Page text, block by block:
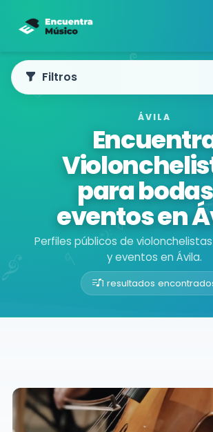
ÁVILA
para
eventos en
Perfiles públicos de
y eventos en Ávila.
1 resultados
Buscador de músicos
Filtros